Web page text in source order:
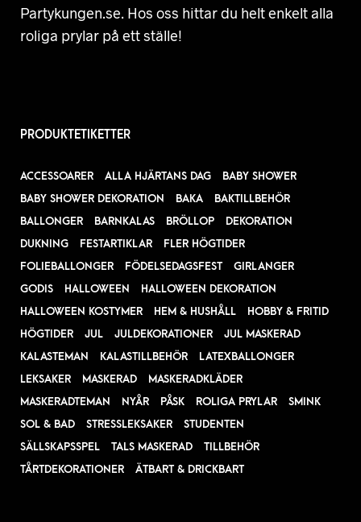
Partykungen.se. Hos oss hittar du helt enkelt alla
roliga prylar på ett ställe!
PRODUKTETIKETTER
ACCESSOARER ALLA HJÄRTANS DAG
BABY SHOWER
BABY SHOWER DEKORATION
BAKA
BAKTILLBEHÖR
BALLONGER
BARNKALAS BRÖLLOP
DEKORATION
DUKNING
FESTARTIKLAR
FLER HÖGTIDER
FOLIEBALLONGER
FÖDELSEDAGSFEST
GIRLANGER
GODIS
HALLOWEEN
HALLOWEEN DEKORATION
HALLOWEEN KOSTYMER
HEM & HUSHÅLL
HOBBY & FRITID
HÖGTIDER
JUL JULDEKORATIONER
JUL MASKERAD
KALASTEMAN
KALASTILLBEHÖR
LATEXBALLONGER
LEKSAKER
MASKERAD
MASKERADKLÄDER
MASKERADTEMAN
NYÅR PÅSK ROLIGA PRYLAR
SMINK
SOL & BAD
STRESSLEKSAKER
STUDENTEN
SÄLLSKAPSSPEL
TALS MASKERAD
TILLBEHÖR
TÅRTDEKORATIONER
ÄTBART & DRICKBART